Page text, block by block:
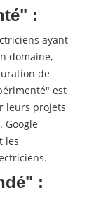
:
ayant
domaine,
de
est
leurs projets
Google
les
: